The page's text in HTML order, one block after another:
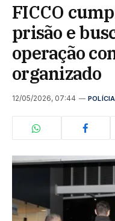
FICCO
prisão e
operação
organizado
12/05/2026, 07:44 POLÍCIA